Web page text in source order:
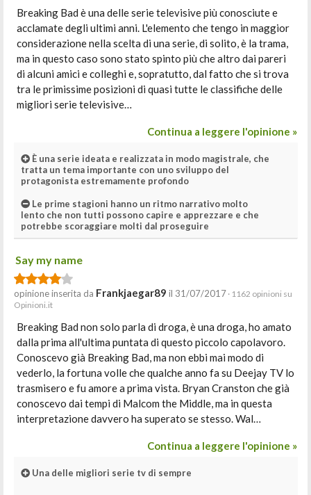
Breaking Bad è una delle serie televisive più conosciute e
acclamate degli ultimi anni. L'elemento che tengo in maggior
considerazione nella scelta di una serie, di solito, è la trama,
ma in questo caso sono stato spinto più che altro dai pareri
di alcuni amici e colleghi e, sopratutto, dal fatto che si trova
tra le primissime posizioni di quasi tutte le classifiche delle
migliori serie televisive…
Continua a leggere l'opinione »
È una serie ideata e realizzata in modo magistrale, che
tratta un tema importante con uno sviluppo del
protagonista estremamente profondo
Le prime stagioni hanno un ritmo narrativo molto
lento che non tutti possono capire e apprezzare e che
potrebbe scoraggiare molti dal proseguire
Say my name
opinione inserita da Frankjaegar89 il 31/07/2017 · 1162 opinioni su
Opinioni.it
Breaking Bad non solo parla di droga, è una droga, ho amato
dalla prima all'ultima puntata di questo piccolo capolavoro.
Conoscevo già Breaking Bad, ma non ebbi mai modo di
vederlo, la fortuna volle che qualche anno fa su Deejay TV lo
trasmisero e fu amore a prima vista. Bryan Cranston che già
conoscevo dai tempi di Malcom the Middle, ma in questa
interpretazione davvero ha superato se stesso. Wal…
Continua a leggere l'opinione »
Una delle migliori serie tv di sempre